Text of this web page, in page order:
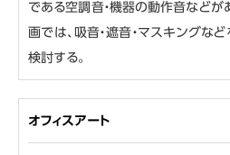
である空調音・機器の動作音などが
画では、吸音・遮音・マスキングな
検討する。
オフィスアート